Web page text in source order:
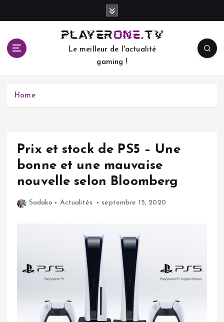
c
Le meilleur de l'actualité
gaming !
Home
Prix et stock de PS5 – Une
bonne et une mauvaise
nouvelle selon Bloomberg
Sadako Actualités septembre 15, 2020